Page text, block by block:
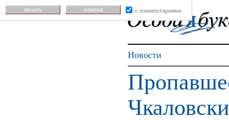
Новости
печать отмена с комментариями